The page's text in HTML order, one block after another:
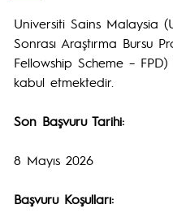
Universiti Sains Malaysia
Sonrası Araştırma Bursu
Fellowship Scheme –
kabul etmektedir.
Son Başvuru Tarihi:
8 Mayıs 2026
Başvuru Koşulları: